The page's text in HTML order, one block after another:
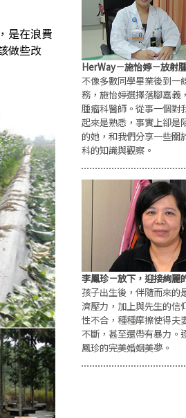
是在浪費
做些改
HerWay－施怡婷－放射
不像多數同學畢業後到一
務，施怡婷選擇落腳嘉義
腫瘤科醫師。從事一個對
起來是熟悉，事實上卻是
的她，和我們分享一些關
科的知識與觀察。
李鳳珍－放下，迎接絢麗
孩子出生後，伴隨而來的
濟壓力，加上與先生的信
性不合，種種摩擦使得夫
不斷，甚至還帶有暴力。
鳳珍的完美婚姻美夢。